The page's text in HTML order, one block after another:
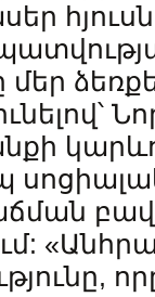
հյուսն
մեր